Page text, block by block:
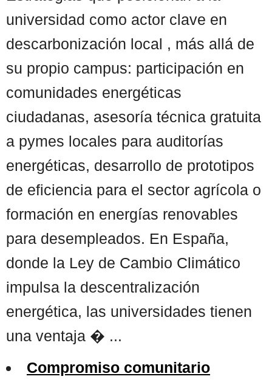
universidad como actor clave en
descarbonización local , más allá de
su propio campus: participación en
comunidades energéticas
ciudadanas, asesoría técnica gratuita
a pymes locales para auditorías
energéticas, desarrollo de prototipos
de eficiencia para el sector agrícola o
formación en energías renovables
para desempleados. En España,
donde la Ley de Cambio Climático
impulsa la descentralización
energética, las universidades tienen
una ventaja � ...
Compromiso comunitario